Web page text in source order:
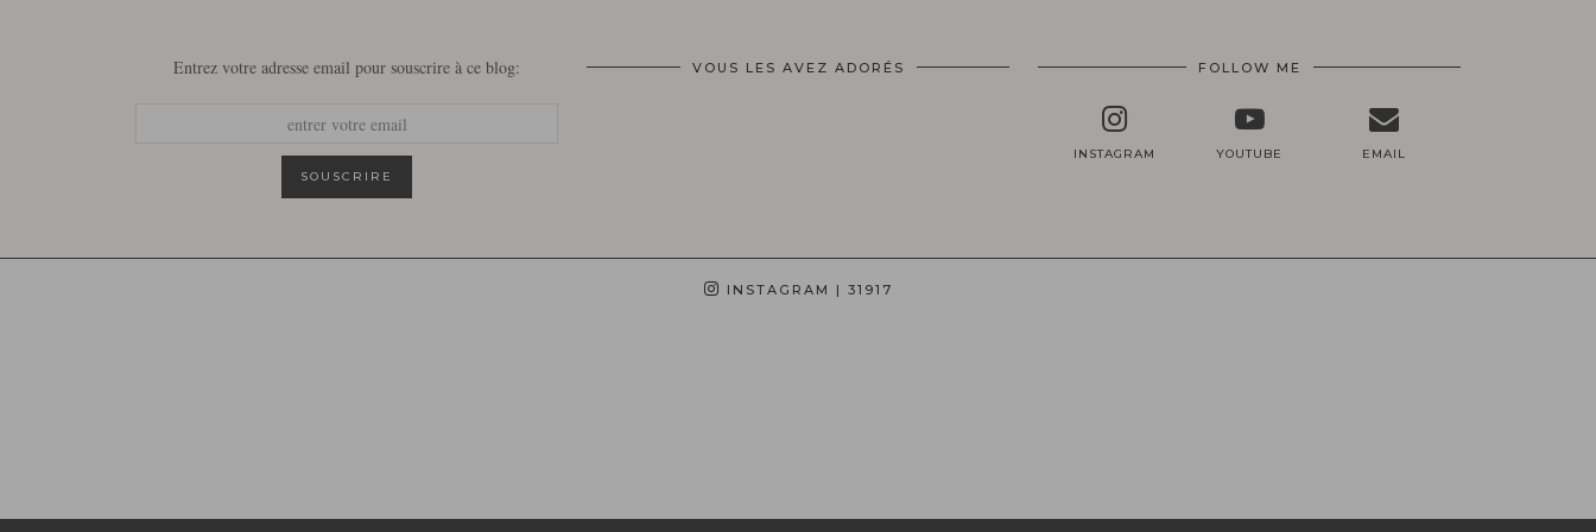
Entrez votre adresse email pour souscrire à ce blog: VOUS LES AVEZ ADORÉS FOLLOW ME
INSTAGRAM YOUTUBE EMAIL
INSTAGRAM | 31917